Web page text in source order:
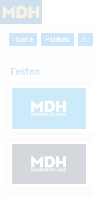
Home Politiek A.I.
Testen